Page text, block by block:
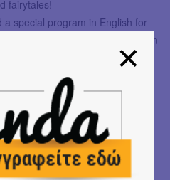
fairytales!
special program in English for
to enjoy a private tour with an
exhibition “In Anger’s
Συναισθημάτων
βιβλία, χειροποίητες
με θέμα τα